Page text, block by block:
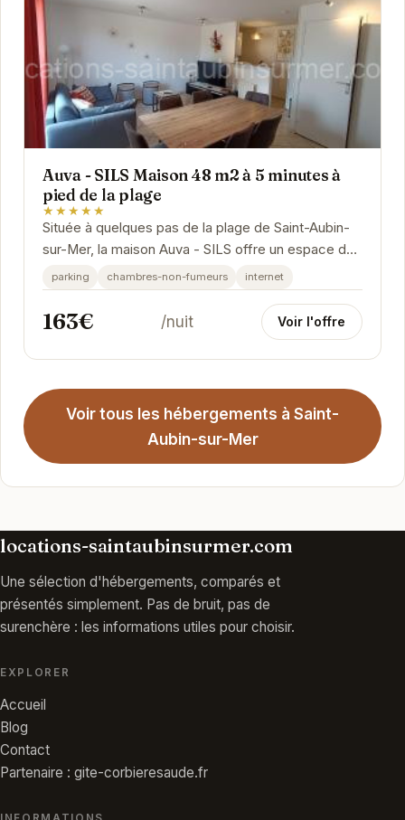
Auva - SILS Maison 48 m2 à 5 minutes à
pied de la plage
★★★★★
Située à quelques pas de la plage de Saint-Aubin-
sur-Mer, la maison Auva - SILS offre un espace de
vie confortable et fonctionnel pour des vacances...
parking chambres-non-fumeurs internet
163€ /nuit Voir l'offre
Voir tous les hébergements à Saint-
Aubin-sur-Mer
locations-saintaubinsurmer.com
Une sélection d'hébergements, comparés et
présentés simplement. Pas de bruit, pas de
surenchère : les informations utiles pour choisir.
EXPLORER
Accueil
Blog
Contact
Partenaire : gite-corbieresaude.fr